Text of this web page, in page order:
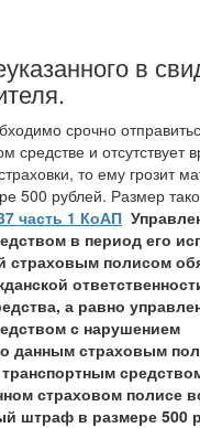
в
срочно
средстве и отсутствует
то ему грозит
500 рублей. Размер
часть 1 КоАП
в период его
страховым полисом
а равно
с нарушением
данным страховым
страховом полисе
штраф в размере 500